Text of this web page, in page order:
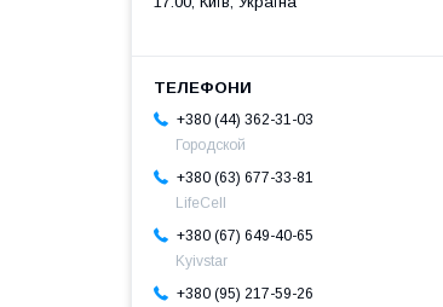
+380 (44) 362-31-03
Городской
+380 (63) 677-33-81
LifeCell
+380 (67) 649-40-65
Kyivstar
+380 (95) 217-59-26